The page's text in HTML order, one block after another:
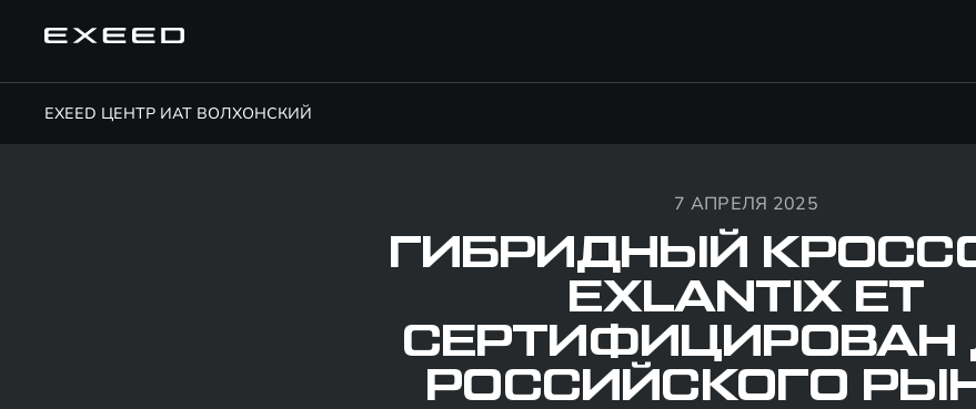
EXEED ЦЕНТР ИАТ ВОЛХОНСКИЙ
7 АПРЕЛЯ 2025
ГИБРИДНЫЙ
EXLANTIX ET
СЕРТИФИЦИРОВАН
РОССИЙСКОГО